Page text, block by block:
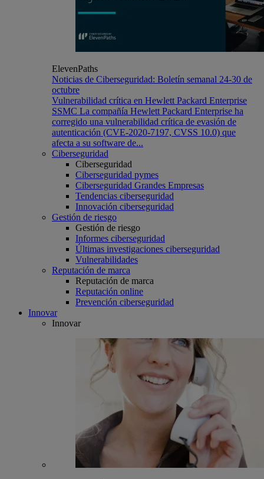
ElevenPaths
Noticias de Ciberseguridad: Boletín semanal 24-30 de
octubre
Vulnerabilidad crítica en Hewlett Packard Enterprise
SSMC La compañía Hewlett Packard Enterprise ha
corregido una vulnerabilidad crítica de evasión de
autenticación (CVE-2020-7197, CVSS 10.0) que
afecta a su software de...
Ciberseguridad
Ciberseguridad
Ciberseguridad pymes
Ciberseguridad Grandes Empresas
Tendencias ciberseguridad
Innovación ciberseguridad
Gestión de riesgo
Gestión de riesgo
Informes ciberseguridad
Últimas investigaciones ciberseguridad
Vulnerabilidades
Reputación de marca
Reputación de marca
Reputación online
Prevención ciberseguridad
Innovar
Innovar